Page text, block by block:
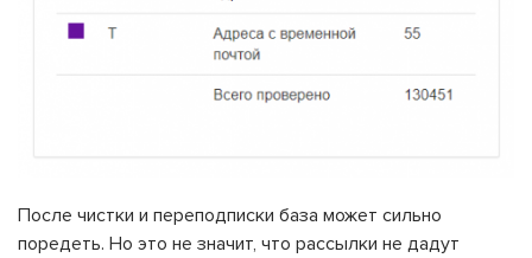
После чистки и переподписки база может сильно
поредеть. Но это не значит, что рассылки не дадут